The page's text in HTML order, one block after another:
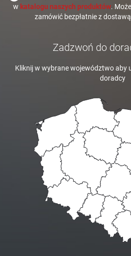
w katalogu naszych produktów.
zamówić bezpłatnie z
Zadzwoń do
Kliknij w wybrane województwo aby
doradcy